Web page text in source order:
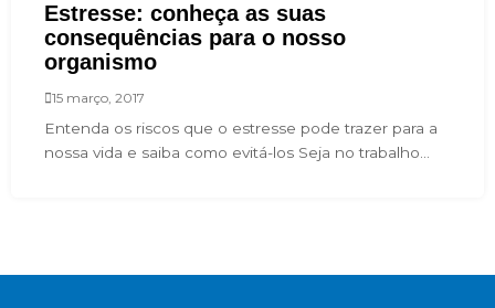
Estresse: conheça as suas
consequências para o nosso
organismo
15 março, 2017
Entenda os riscos que o estresse pode trazer para a
nossa vida e saiba como evitá-los Seja no trabalho...